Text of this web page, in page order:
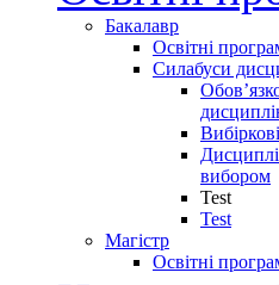
Бакалавр
Освітні
Силабуси
вибором
Test
Test
Магістр
Освітні